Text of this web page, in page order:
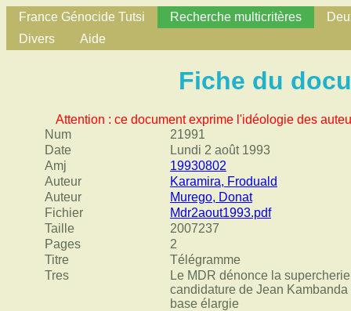
France Génocide Tutsi Recherche multicritères
Divers
Aide
Fiche du
Attention : ce document exprime l'idéologie des
Num
21991
Date
Lundi 2 août 1993
Amj
19930802
Auteur
Karamira, Froduald
Auteur
Murego, Donat
Fichier
Mdr2aout1993.pdf
Taille
2007237
Pages
2
Titre
Télégramme
Tres
Le MDR dénonce la
candidature de Jean
base élargie